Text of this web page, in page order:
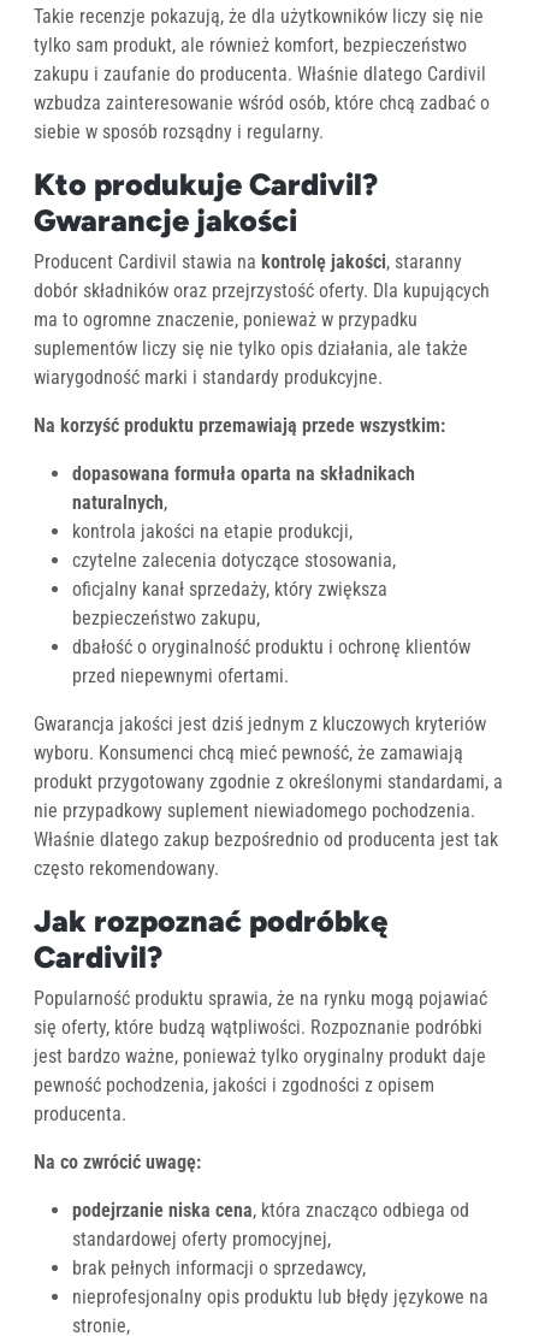
Takie recenzje pokazują, że dla użytkowników liczy się nie
tylko sam produkt, ale również komfort, bezpieczeństwo
zakupu i zaufanie do producenta. Właśnie dlatego Cardivil
wzbudza zainteresowanie wśród osób, które chcą zadbać o
siebie w sposób rozsądny i regularny.
Kto produkuje Cardivil?
Gwarancje jakości
Producent Cardivil stawia na kontrolę jakości, staranny
dobór składników oraz przejrzystość oferty. Dla kupujących
ma to ogromne znaczenie, ponieważ w przypadku
suplementów liczy się nie tylko opis działania, ale także
wiarygodność marki i standardy produkcyjne.
Na korzyść produktu przemawiają przede wszystkim:
dopasowana formuła oparta na składnikach
naturalnych,
kontrola jakości na etapie produkcji,
czytelne zalecenia dotyczące stosowania,
oficjalny kanał sprzedaży, który zwiększa
bezpieczeństwo zakupu,
dbałość o oryginalność produktu i ochronę klientów
przed niepewnymi ofertami.
Gwarancja jakości jest dziś jednym z kluczowych kryteriów
wyboru. Konsumenci chcą mieć pewność, że zamawiają
produkt przygotowany zgodnie z określonymi standardami, a
nie przypadkowy suplement niewiadomego pochodzenia.
Właśnie dlatego zakup bezpośrednio od producenta jest tak
często rekomendowany.
Jak rozpoznać podróbkę
Cardivil?
Popularność produktu sprawia, że na rynku mogą pojawiać
się oferty, które budzą wątpliwości. Rozpoznanie podróbki
jest bardzo ważne, ponieważ tylko oryginalny produkt daje
pewność pochodzenia, jakości i zgodności z opisem
producenta.
Na co zwrócić uwagę:
podejrzanie niska cena, która znacząco odbiega od
standardowej oferty promocyjnej,
brak pełnych informacji o sprzedawcy,
nieprofesjonalny opis produktu lub błędy językowe na
stronie,